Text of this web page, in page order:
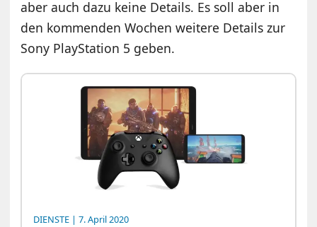
aber auch dazu keine Details. Es soll aber in
den kommenden Wochen weitere Details zur
Sony PlayStation 5 geben.
DIENSTE | 7. April 2020